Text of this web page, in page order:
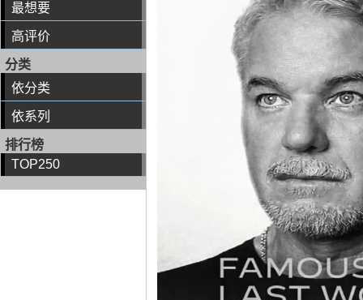
最想要
高评价
分类
依分类
依系列
排行榜
TOP250